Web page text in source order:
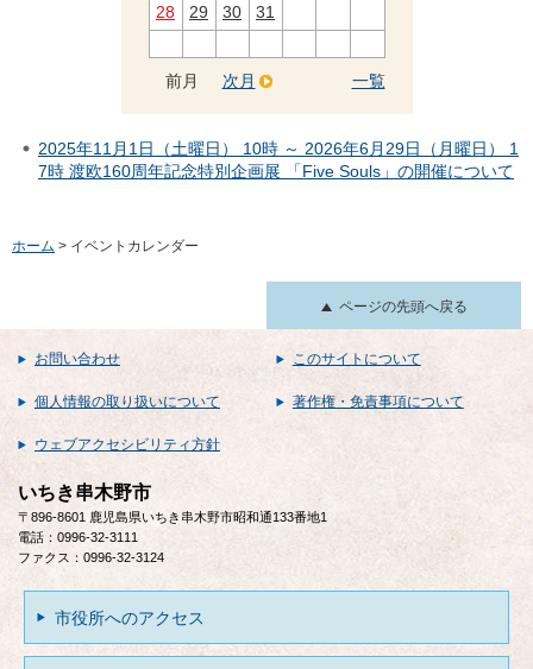
28
29 30 31
前月 一覧
次月
2025年11月1日（土曜日） 10時 ～ 2026年6月29日（月曜日） 1
7時 渡欧160周年記念特別企画展 「Five Souls」の開催について
ホーム > イベントカレンダー
ページの先頭へ戻る
お問い合わせ このサイトについて
個人情報の取り扱いについて 著作権・免責事項について
ウェブアクセシビリティ方針
いちき串木野市
〒896-8601 鹿児島県いちき串木野市昭和通133番地1
電話：0996-32-3111
ファクス：0996-32-3124
市役所へのアクセス